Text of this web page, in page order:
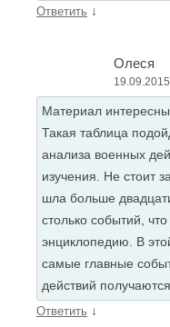
Ответить ↓
Олеся
Материал
Такая таблица
анализа военных
изучения. Не стоит
шла больше
столько событий,
энциклопедию. В
самые главные
действий
Ответить ↓